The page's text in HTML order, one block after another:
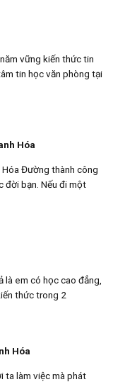
vững kiến thức tin
tin học văn phòng tại
Hóa
Đường thành công
đời bạn. Nếu đi một
là em có học cao đẳng,
thức trong 2
Hóa
ta làm việc mà phát